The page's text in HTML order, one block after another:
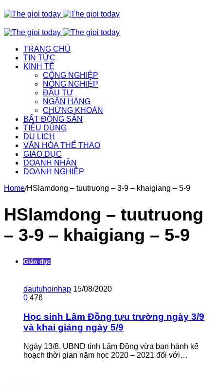
TRANG CHỦ
TIN TỨC
KINH TẾ
CÔNG NGHIỆP
NÔNG NGHIỆP
ĐẦU TƯ
NGÂN HÀNG
CHỨNG KHOÁN
BẤT ĐỘNG SẢN
TIÊU DÙNG
DU LỊCH
VĂN HÓA THỂ THAO
GIÁO DỤC
DOANH NHÂN
DOANH NGHIỆP
Home/HSlamdong – tuutruong – 3-9 – khaigiang – 5-9
HSlamdong – tuutruong
– 3-9 – khaigiang – 5-9
Giáo dục
dautuhoinhap 15/08/2020
0 476
Học sinh Lâm Đồng tựu trường ngày 3/9
và khai giảng ngày 5/9
Ngày 13/8, UBND tỉnh Lâm Đồng vừa ban hành kế
hoạch thời gian năm học 2020 – 2021 đối với…